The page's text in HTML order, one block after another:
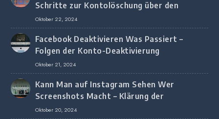
Schritte zur Kontolöschung über den
Browser
Oktober 22, 2024
Facebook Deaktivieren Was Passiert –
Folgen der Konto-Deaktivierung
Oktober 21, 2024
Kann Man auf Instagram Sehen Wer
Screenshots Macht – Klärung der
Screenshot-Erkennung
Oktober 20, 2024